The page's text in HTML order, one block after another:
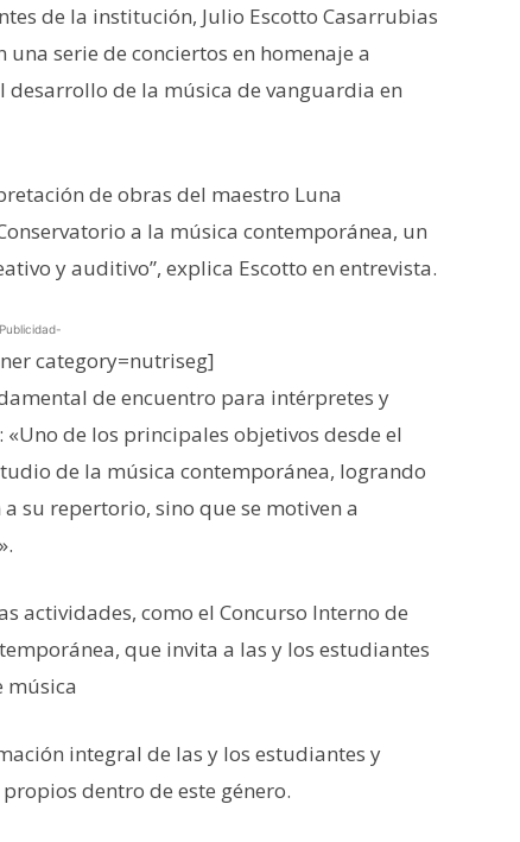
de la institución, Julio Escotto Casarrubias
serie de conciertos en homenaje a
desarrollo de la música de vanguardia en
de obras del maestro Luna
a la música contemporánea, un
y auditivo”, explica Escotto en entrevista.
category=nutriseg]
de encuentro para intérpretes y
de los principales objetivos desde el
de la música contemporánea, logrando
su repertorio, sino que se motiven a
actividades, como el Concurso Interno de
que invita a las y los estudiantes
música
integral de las y los estudiantes y
dentro de este género.